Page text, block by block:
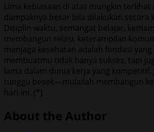
Lima kebiasaan di atas mungkin terlihat
dampaknya besar bila dilakukan secara
Disiplin waktu, semangat belajar,
membangun relasi, keterampilan
menjaga kesehatan adalah fondasi yang
membuatmu tidak hanya sukses, tapi
lama dalam dunia kerja yang kompetitif.
tunggu besok—mulailah membangun
hari ini. (*)
About the Author